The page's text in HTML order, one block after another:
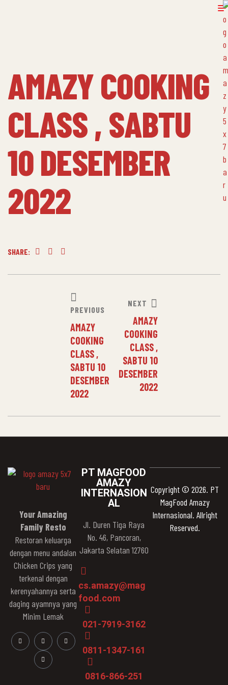
AMAZY COOKING
CLASS , SABTU
10 DESEMBER
2022
SHARE:
PREVIOUS
AMAZY
COOKING
CLASS ,
SABTU 10
DESEMBER
2022
NEXT
AMAZY
COOKING
CLASS ,
SABTU 10
DESEMBER
2022
PT MAGFOOD
AMAZY
INTERNASION
AL
Jl. Duren Tiga Raya
No. 46, Pancoran,
Jakarta Selatan 12760
cs.amazy@mag
food.com
021-7919-3162
0811-1347-161
0816-866-251
Your Amazing
Family Resto
Restoran keluarga
dengan menu andalan
Chicken Crips yang
terkenal dengan
kerenyahannya serta
daging ayamnya yang
Minim Lemak
Copyright © 2026. PT
MagFood Amazy
Internasional. Allright
Reserved.